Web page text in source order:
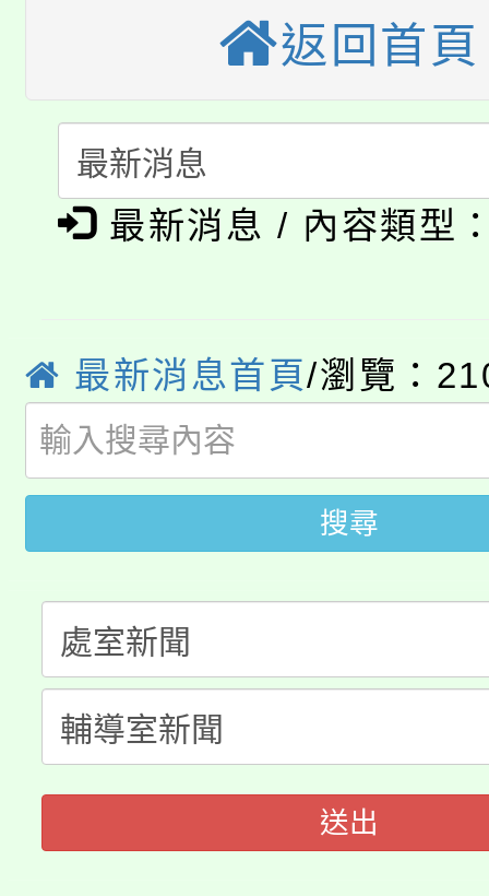
半價優惠，詳情可洽有
者。
份教師增能研習
大溪自造教育及科技
淨零綠生活教案入校路
會
115年食農教育專業人
程
「本色祭」8/29、30在
場熱烈登場!
8/21下午1時於龍潭區
局官網。
8月14至27日，桃園電
開!
115年桃園市運動會8/
田徑場及游泳池舉行。
桃園市低收入戶享有免
視費優惠，中低收入戶
者。
大園自造教育及科技
份教師研習
淨零綠生活教案入校路
會
115年食農教育專業人
程
返回首頁
最新消息 / 內容類型
最新消息首頁/瀏覽：
搜尋
送出